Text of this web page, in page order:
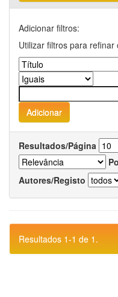
Adicionar filtros:
Utilizar filtros para
Resultados/Página
Autores/Registo
Resultados 1-1 de 1.